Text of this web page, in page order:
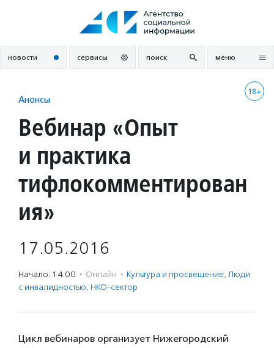
новости сервисы поиск меню
18+
Анонсы
Вебинар «Опыт
и практика
тифлокомментирован
ия»
17.05.2016
Начало: 14:00 · Онлайн · Культура и просвещение, Люди
с инвалидностью, НКО-сектор
Цикл вебинаров организует Нижегородский